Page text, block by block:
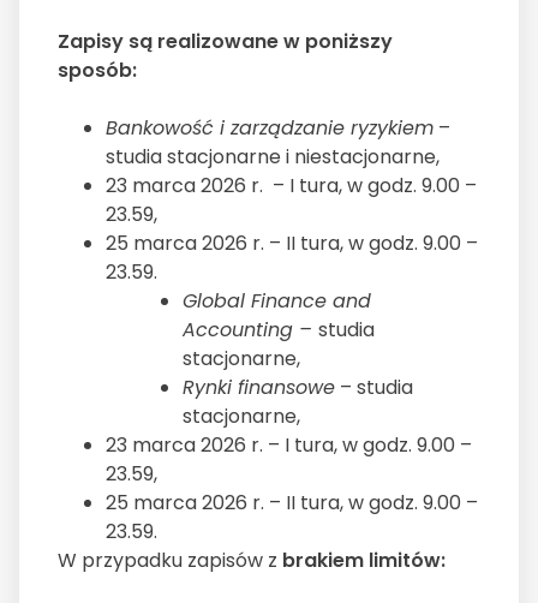
Zapisy są realizowane w poniższy
sposób:
Bankowość i zarządzanie ryzykiem –
studia stacjonarne i niestacjonarne,
23 marca 2026 r. – I tura, w godz. 9.00 –
23.59,
25 marca 2026 r. – II tura, w godz. 9.00 –
23.59.
Global Finance and
Accounting – studia
stacjonarne,
Rynki finansowe – studia
stacjonarne,
23 marca 2026 r. – I tura, w godz. 9.00 –
23.59,
25 marca 2026 r. – II tura, w godz. 9.00 –
23.59.
W przypadku zapisów z brakiem limitów: